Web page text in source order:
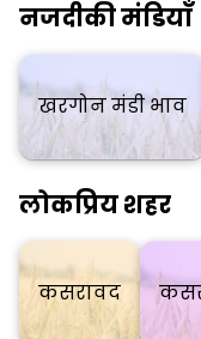
नजदीकी मंडियाँ
खरगोन मंडी भाव
लोकप्रिय शहर
कसरावद